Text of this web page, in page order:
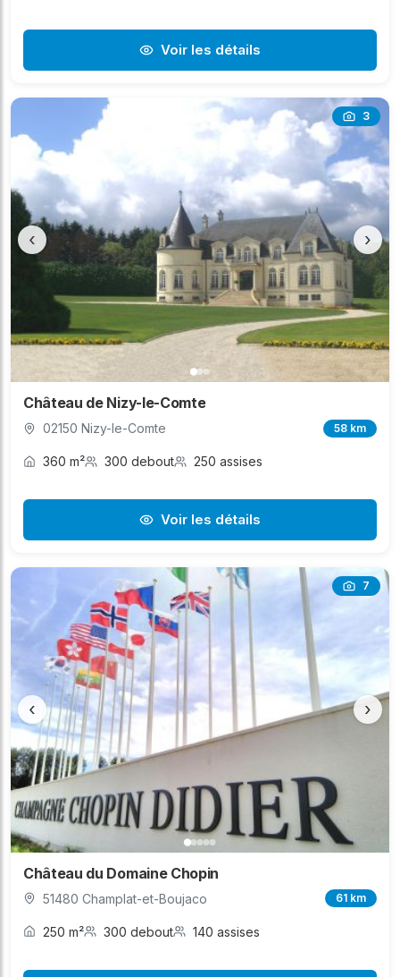
Voir les détails
3
‹ ›
Château de Nizy-le-Comte
02150 Nizy-le-Comte 58 km
360 m² 300 debout 250 assises
Voir les détails
7
‹ ›
Château du Domaine Chopin
51480 Champlat-et-Boujaco 61 km
250 m² 300 debout 140 assises